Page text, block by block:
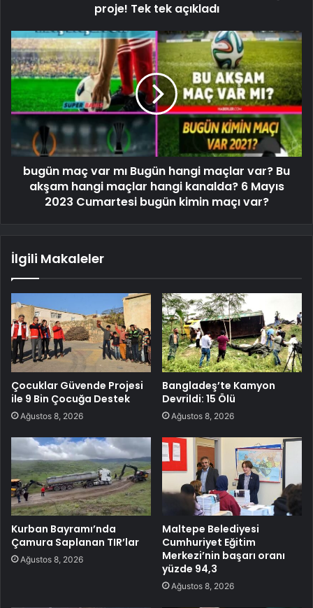
proje! Tek tek açıkladı
bugün maç var mı Bugün hangi maçlar var? Bu
akşam hangi maçlar hangi kanalda? 6 Mayıs
2023 Cumartesi bugün kimin maçı var?
İlgili Makaleler
Çocuklar Güvende Projesi
ile 9 Bin Çocuğa Destek
Ağustos 8, 2026
Bangladeş’te Kamyon
Devrildi: 15 Ölü
Ağustos 8, 2026
Kurban Bayramı’nda
Çamura Saplanan TIR’lar
Ağustos 8, 2026
Maltepe Belediyesi
Cumhuriyet Eğitim
Merkezi’nin başarı oranı
yüzde 94,3
Ağustos 8, 2026